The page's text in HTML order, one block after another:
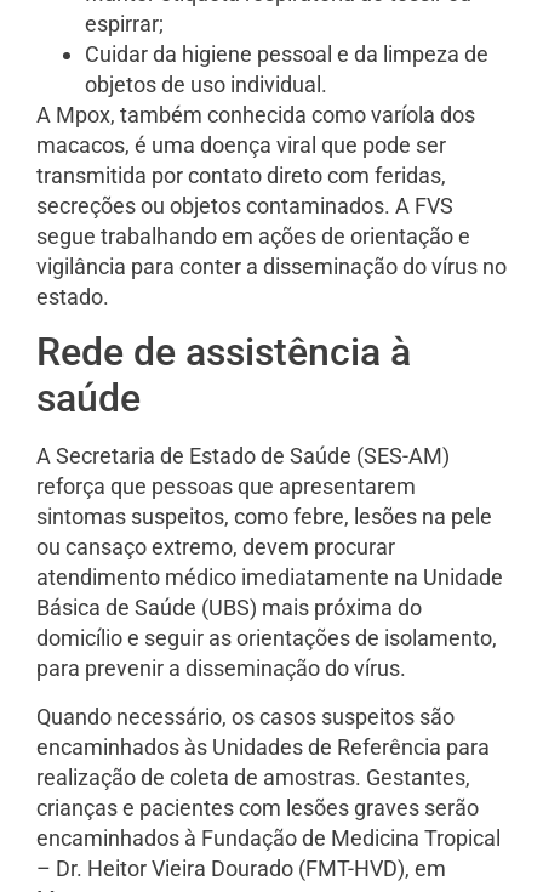
espirrar;
Cuidar da higiene pessoal e da limpeza de
objetos de uso individual.
A Mpox, também conhecida como varíola dos
macacos, é uma doença viral que pode ser
transmitida por contato direto com feridas,
secreções ou objetos contaminados. A FVS
segue trabalhando em ações de orientação e
vigilância para conter a disseminação do vírus no
estado.
Rede de assistência à
saúde
A Secretaria de Estado de Saúde (SES-AM)
reforça que pessoas que apresentarem
sintomas suspeitos, como febre, lesões na pele
ou cansaço extremo, devem procurar
atendimento médico imediatamente na Unidade
Básica de Saúde (UBS) mais próxima do
domicílio e seguir as orientações de isolamento,
para prevenir a disseminação do vírus.
Quando necessário, os casos suspeitos são
encaminhados às Unidades de Referência para
realização de coleta de amostras. Gestantes,
crianças e pacientes com lesões graves serão
encaminhados à Fundação de Medicina Tropical
– Dr. Heitor Vieira Dourado (FMT-HVD), em